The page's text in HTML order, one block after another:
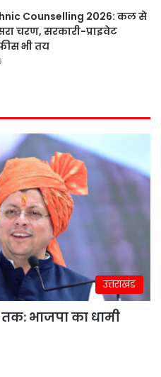
Counselling 2026: कल से
चरण, सरकारी-प्राइवेट
भी तय
उत्तराखंड
भाजपा का धामी